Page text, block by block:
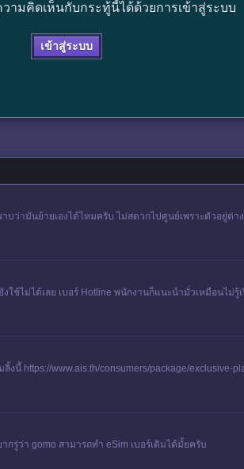
ามคิดเห็นกับกระทู้นี้ได้ด้วยการเข้าสู่ระบบ
เข้าสู่ระบบ
บว่ามันย้ายเองได้ไหมครับ ไม่สดวกไปศูนย์เพราะตัวอยู่ต่า
ช้ไม่ได้เลย เบอร์ Hotline พนักงานก็แนะนำมั่วเหมือนไม่
https://www.ais.th/consumers/package/exclusive-
รู่ว่า gomo สามารถทำ eSim เบอร์เดิมได้มั้ยครับ